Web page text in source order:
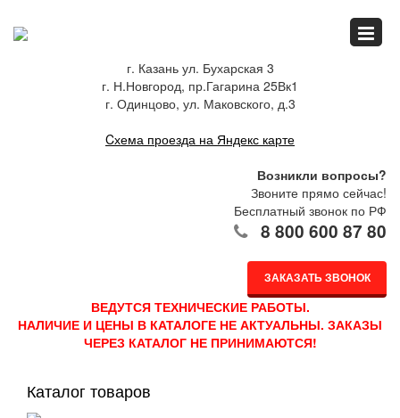
г. Казань ул. Бухарская 3
г. Н.Новгород, пр.Гагарина 25Вк1
г. Одинцово, ул. Маковского, д.3
Cхема проезда на Яндекс карте
Возникли вопросы?
Звоните прямо сейчас!
Бесплатный звонок по РФ
8 800 600 87 80
ЗАКАЗАТЬ ЗВОНОК
Спец.предложения
О компании
ВЕДУТСЯ ТЕХНИЧЕСКИЕ РАБОТЫ.
НАЛИЧИЕ И ЦЕНЫ В КАТАЛОГЕ НЕ АКТУАЛЬНЫ. ЗАКАЗЫ
ЧЕРЕЗ КАТАЛОГ НЕ ПРИНИМАЮТСЯ!
Каталог товаров